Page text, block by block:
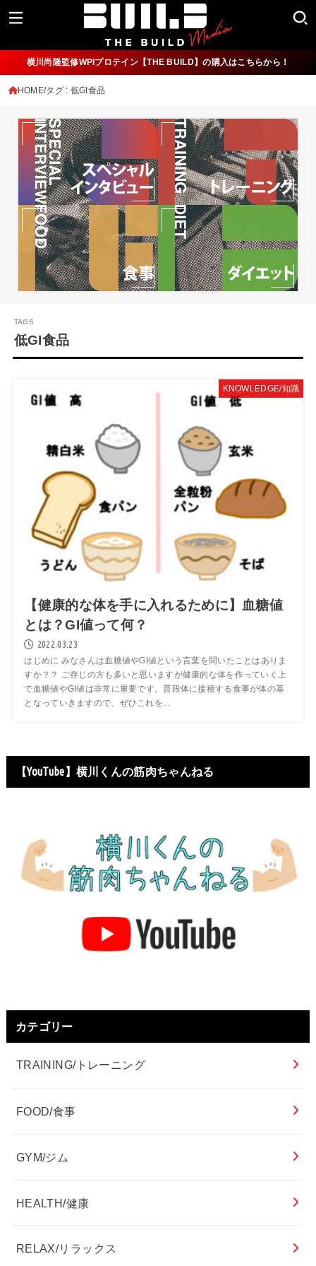
横川尚隆監修WPIプロテイン【THE BUILD】の購入はこちらから！
HOME タグ : 低GI食品
低GI食品
KNOWLEDGE/知識
【健康的な体を手に入れるために】血糖値
とは？GI値って何？
2022.03.23
はじめに みなさんは血糖値やGI値という言葉を聞いたことはありま
すか？？ ご存じの方も多いと思いますが健康的な体を作っていく上
で血糖値やGI値は非常に重要です。普段体に接種する食事が体の基
となっていきますので、ぜひこれを...
【YouTube】横川くんの筋肉ちゃんねる
カテゴリー
TRAINING/トレーニング
FOOD/食事
GYM/ジム
HEALTH/健康
RELAX/リラックス